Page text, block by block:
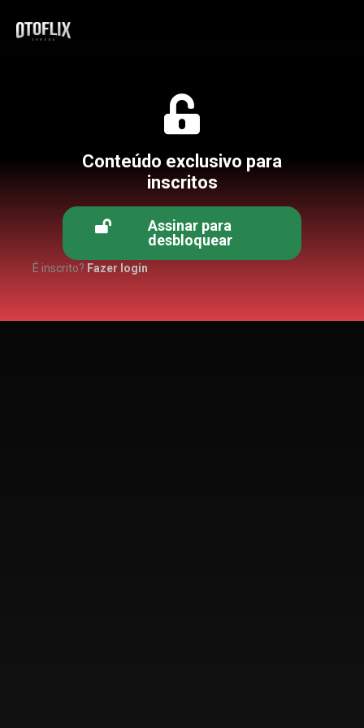
Conteúdo exclusivo para
inscritos
Assinar para
desbloquear
É inscrito? Fazer login